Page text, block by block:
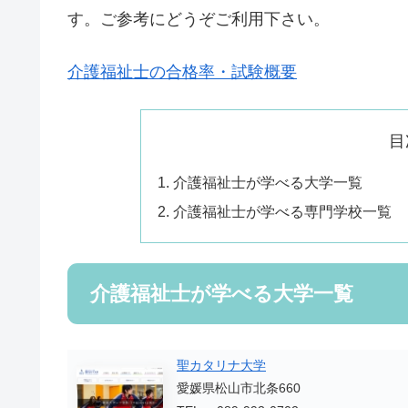
す。ご参考にどうぞご利用下さい。
介護福祉士の合格率・試験概要
介護福祉士が学べる大学一覧
介護福祉士が学べる専門学校一覧
介護福祉士が学べる大学一覧
聖カタリナ大学
愛媛県松山市北条660